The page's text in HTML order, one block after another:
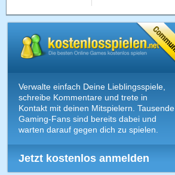
Verwalte einfach Deine Lieblingsspiele,
schreibe Kommentare und trete in
Kontakt mit deinen Mitspielern. Tausende
Gaming-Fans sind bereits dabei und
warten darauf gegen dich zu spielen.
Jetzt kostenlos anmelden